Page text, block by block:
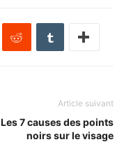
Article suivant
Les 7 causes des points
noirs sur le visage